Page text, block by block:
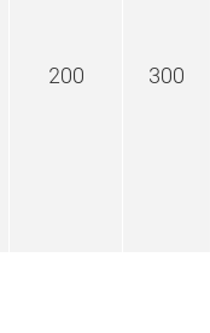
200 300